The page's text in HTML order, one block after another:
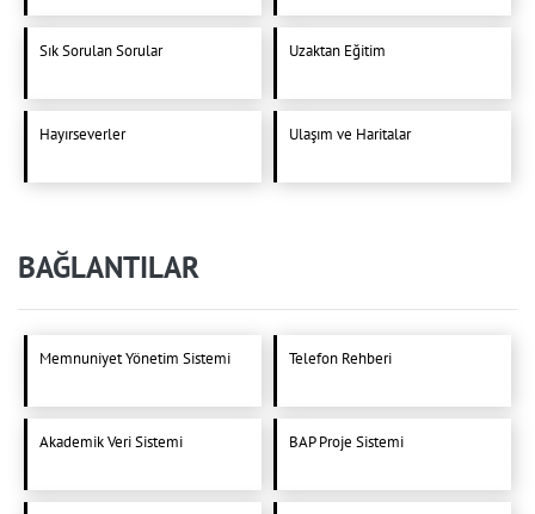
Sık Sorulan Sorular Uzaktan Eğitim
Hayırseverler Ulaşım ve Haritalar
BAĞLANTILAR
Memnuniyet Yönetim Sistemi Telefon Rehberi
Akademik Veri Sistemi BAP Proje Sistemi